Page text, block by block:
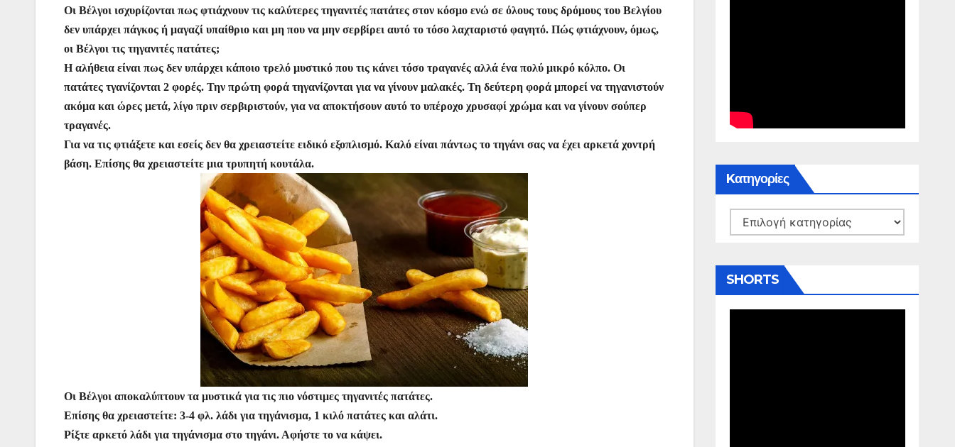
c
e
b
o
o
k
itt
er
at
s
A
p
p
ai
l
er
e
st
s
s
e
n
g
e
gr
a
m
er
ρ
α
σ
τε
ίτ
ε
Οι Βέλγοι ισχυρίζονται πως φτιάχνουν τις καλύτερες τηγανιτές πατάτες στον κόσμο ενώ σε όλους τους δρόμους του Βελγίου
δεν υπάρχει πάγκος ή μαγαζί υπαίθριο και μη που να μην σερβίρει αυτό το τόσο λαχταριστό φαγητό. Πώς φτιάχνουν, όμως,
οι Βέλγοι τις τηγανιτές πατάτες;
Η αλήθεια είναι πως δεν υπάρχει κάποιο τρελό μυστικό που τις κάνει τόσο τραγανές αλλά ένα πολύ μικρό κόλπο. Οι
πατάτες τγανίζονται 2 φορές. Την πρώτη φορά τηγανίζονται για να γίνουν μαλακές. Τη δεύτερη φορά μπορεί να τηγανιστούν
ακόμα και ώρες μετά, λίγο πριν σερβιριστούν, για να αποκτήσουν αυτό το υπέροχο χρυσαφί χρώμα και να γίνουν σούπερ
τραγανές.
Για να τις φτιάξετε και εσείς δεν θα χρειαστείτε ειδικό εξοπλισμό. Καλό είναι πάντως το τηγάνι σας να έχει αρκετά χοντρή
βάση. Επίσης θα χρειαστείτε μια τρυπητή κουτάλα.
Οι Βέλγοι αποκαλύπτουν τα μυστικά για τις πιο νόστιμες τηγανιτές πατάτες.
Επίσης θα χρειαστείτε: 3-4 φλ. λάδι για τηγάνισμα, 1 κιλό πατάτες και αλάτι.
Ρίξτε αρκετό λάδι για τηγάνισμα στο τηγάνι. Αφήστε το να κάψει.
Kατηγορίες
Kατηγορίες
SHORTS